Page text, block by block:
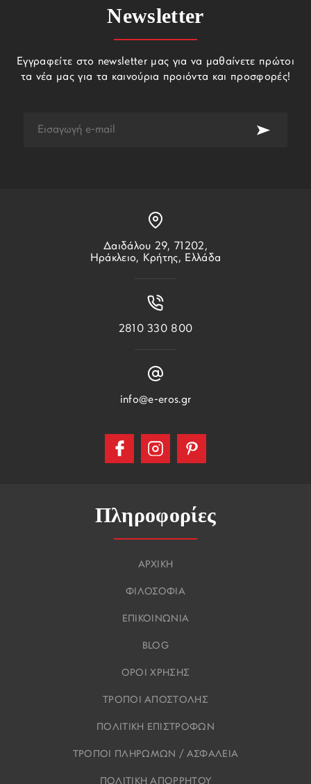
Πληροφορίες
ΑΡΧΙΚΗ
ΦΙΛΟΣΟΦΙΑ
ΕΠΙΚΟΙΝΩΝΙΑ
BLOG
ΟΡΟΙ ΧΡΗΣΗΣ
ΤΡΟΠΟΙ ΑΠΟΣΤΟΛΗΣ
ΠΟΛΙΤΙΚΗ ΕΠΙΣΤΡΟΦΩΝ
ΤΡΟΠΟΙ ΠΛΗΡΩΜΩΝ / ΑΣΦΑΛΕΙΑ
ΠΟΛΙΤΙΚΗ ΑΠΟΡΡΗΤΟΥ
Δαιδάλου 29, 71202,
Ηράκλειο, Κρήτης, Ελλάδα
2810 330 800
info@e-eros.gr
Newsletter
Εγγραφείτε στο newsletter μας για να μαθαίνετε πρώτοι
τα νέα μας για τα καινούρια προιόντα και προσφορές!